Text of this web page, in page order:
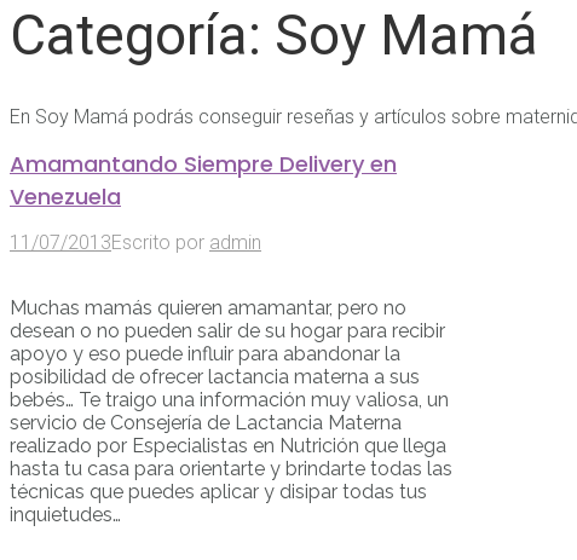
Categoría: Soy Mamá
En Soy Mamá podrás conseguir reseñas y artículos sobre
Amamantando Siempre Delivery en
Venezuela
11/07/2013Escrito por admin
Muchas mamás quieren amamantar, pero no
desean o no pueden salir de su hogar para recibir
apoyo y eso puede influir para abandonar la
posibilidad de ofrecer lactancia materna a sus
bebés… Te traigo una información muy valiosa, un
servicio de Consejería de Lactancia Materna
realizado por Especialistas en Nutrición que llega
hasta tu casa para orientarte y brindarte todas las
técnicas que puedes aplicar y disipar todas tus
inquietudes…